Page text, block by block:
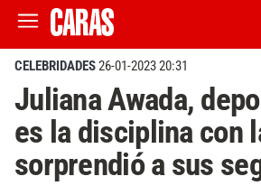
CELEBRIDADES26-01-2023 20:31
Juliana Awada,
es la disciplina con
sorprendió a sus